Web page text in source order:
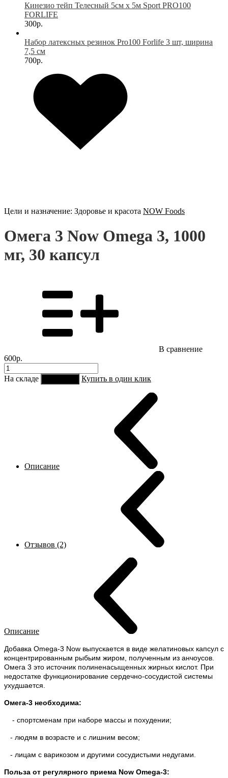
Кинезио тейп Телесный 5см х 5м Sport PRO100
FORLIFE
300р.
Набор латексных резинок Pro100 Forlife 3 шт, ширина
7,5 см
700р.
Цели и назначение: Здоровье и красота NOW Foods
Омега 3 Now Omega 3, 1000
мг, 30 капсул
В сравнение
600р.
На складе Купить в один клик
Описание
Отзывов (2)
Описание
Добавка Omega-3 Now выпускается в виде желатиновых капсул с
концентрированным рыбьим жиром, полученным из анчоусов.
Омега 3 это источник полиненасыщенных жирных кислот. При
недостатке функционирование сердечно-сосудистой системы
ухудшается.
Омега-3 необходима:
- спортсменам при наборе массы и похудении;
- людям в возрасте и с лишним весом;
- лицам с варикозом и другими сосудистыми недугами.
Польза от регулярного приема Now Omega-3: